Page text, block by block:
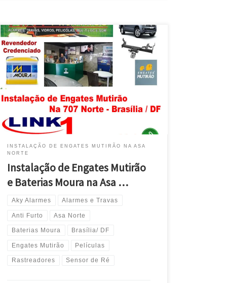
Instalação de Engates Mutirão e Baterias Moura – Asa
Norte / Brasília / DF Honda, Instala Engates Mutirão e
Baterias Moura , Asa Norte / Brasília/DF Toyota ,
Instala Engates Mutirão e Baterias Moura , Asa Norte /
Brasília/DF Jeep , Instala Engates Mutirão e Baterias
Moura , Asa Norte […]
INSTALAÇÃO DE ENGATES MUTIRÃO NA ASA
NORTE
Instalação de Engates Mutirão
e Baterias Moura na Asa …
Aky Alarmes Alarmes e Travas
Anti Furto Asa Norte
Baterias Moura Brasília/ DF
Engates Mutirão Películas
Rastreadores Sensor de Ré